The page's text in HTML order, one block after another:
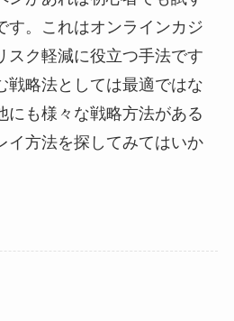
す。これはオンラインカジ
スク軽減に役立つ手法です
戦略法としては最適ではな
にも様々な戦略方法がある
イ方法を探してみてはいか